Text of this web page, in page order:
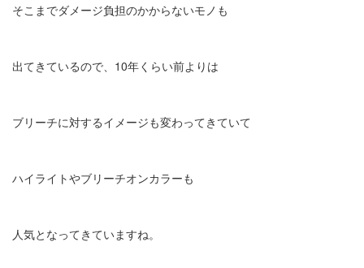
そこまでダメージ負担のかからないモノも
出てきているので、10年くらい前よりは
ブリーチに対するイメージも変わってきていて
ハイライトやブリーチオンカラーも
人気となってきていますね。